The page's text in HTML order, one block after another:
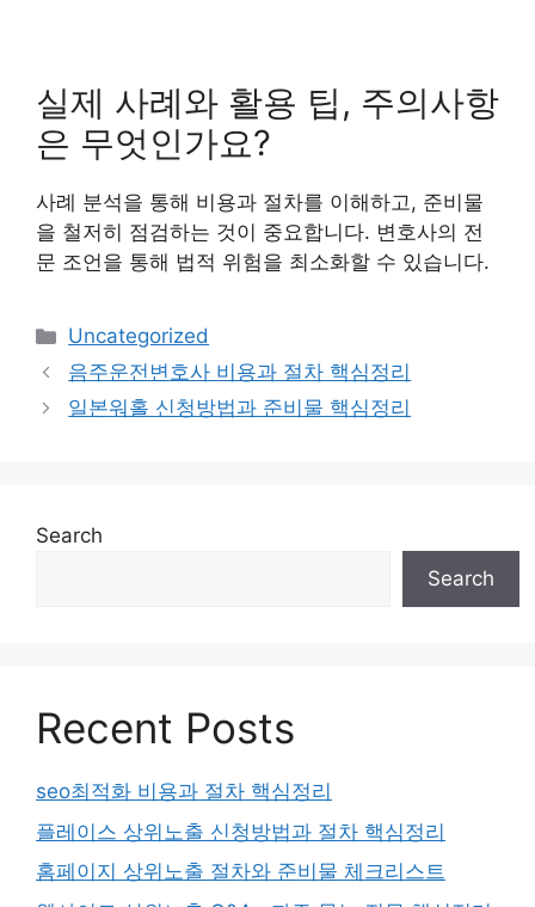
실제 사례와 활용 팁, 주의사항
은 무엇인가요?
사례 분석을 통해 비용과 절차를 이해하고, 준비물
을 철저히 점검하는 것이 중요합니다. 변호사의 전
문 조언을 통해 법적 위험을 최소화할 수 있습니다.
Categories
Uncategorized
음주운전변호사 비용과 절차 핵심정리
일본워홀 신청방법과 준비물 핵심정리
Search
Search
Recent Posts
seo최적화 비용과 절차 핵심정리
플레이스 상위노출 신청방법과 절차 핵심정리
홈페이지 상위노출 절차와 준비물 체크리스트